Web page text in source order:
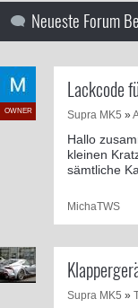
Neueste Forum
OWNER
Lackcode
Supra MK5 »
Hallo
kleinen
sämtliche
MichaTWS
Supra MK5 »